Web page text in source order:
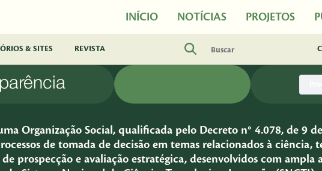
INÍCIO NOTÍCIAS PROJETOS
& SITES REVISTA
Organização Social, qualificada pelo Decreto n° 4.078, de 9
de tomada de decisão em temas relacionados à ciência,
prospecção e avaliação estratégica, desenvolvidos com ampla